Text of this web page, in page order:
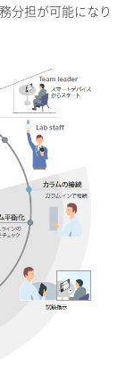
分担が可能になり